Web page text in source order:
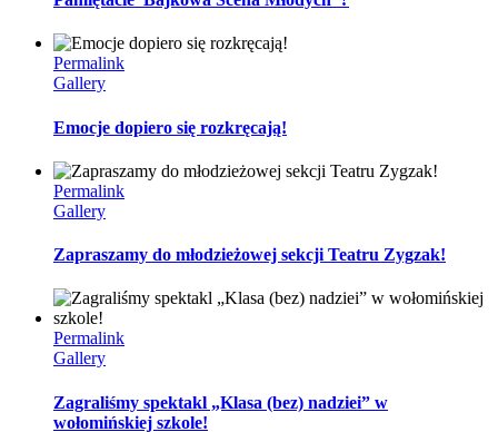
Permalink
Gallery
Emocje dopiero się rozkręcają!
Permalink
Gallery
Zapraszamy do młodzieżowej sekcji Teatru Zygzak!
Permalink
Gallery
Zagraliśmy spektakl „Klasa (bez) nadziei” w
wołomińskiej szkole!